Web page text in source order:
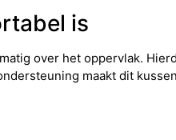
is
over het oppervlak.
maakt dit